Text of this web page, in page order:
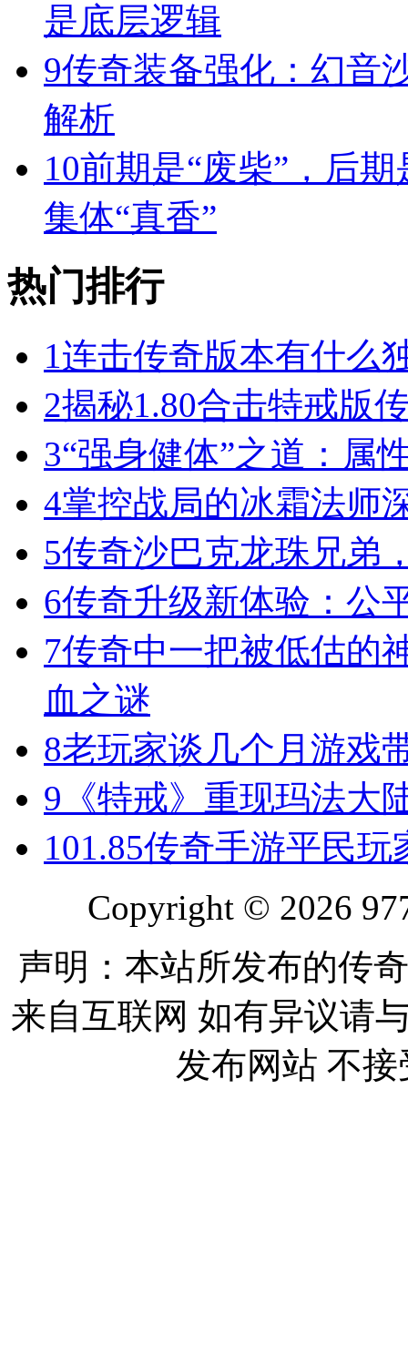
是底层逻辑
9传奇装备强化：幻音
解析
10前期是“废柴”，后
集体“真香”
热门排行
1连击传奇版本有什么
2揭秘1.80合击特戒版
3“强身健体”之道：属
4掌控战局的冰霜法师
5传奇沙巴克龙珠兄弟
6传奇升级新体验：公
7传奇中一把被低估的
血之谜
8老玩家谈几个月游戏
9 《特戒》重现玛法大
101.85传奇手游平民
Copyright © 2026
声明：本站所发布的传
来自互联网 如有异议请
发布网站 不